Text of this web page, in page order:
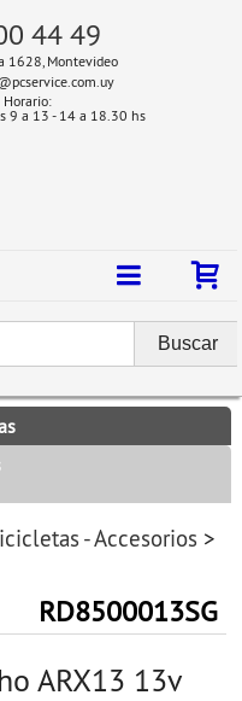
44 49
1628, Montevideo
Horario:
9 a 13 - 14 a 18.30 hs
- Accesorios >
RD8500013SG
ARX13 13v